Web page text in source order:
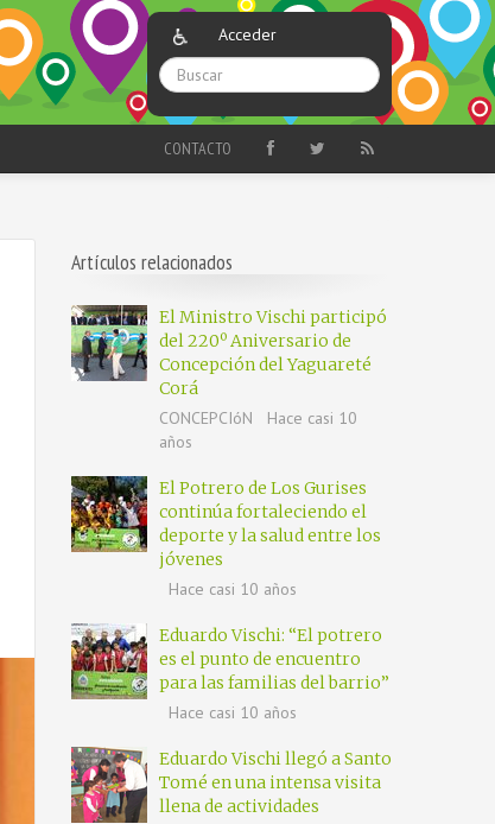
Acceder
CONTACTO
Artículos relacionados
El Ministro Vischi participó
del 220º Aniversario de
Concepción del Yaguareté
Corá
CONCEPCIóN
Hace casi 10
años
El Potrero de Los Gurises
continúa fortaleciendo el
deporte y la salud entre los
jóvenes
Hace casi 10 años
Eduardo Vischi: “El potrero
es el punto de encuentro
para las familias del barrio”
Hace casi 10 años
Eduardo Vischi llegó a Santo
Tomé en una intensa visita
llena de actividades